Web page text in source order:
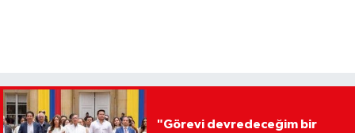
"Görevi devredeceğim bir